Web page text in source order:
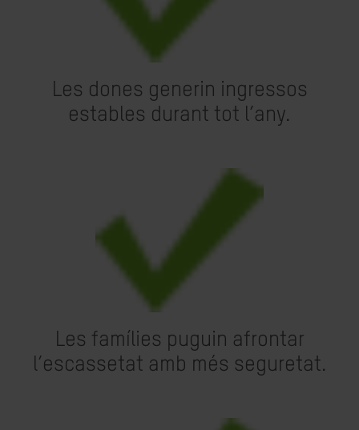
Les dones generin ingressos
estables durant tot l’any.
Les famílies puguin afrontar
l’escassetat amb més seguretat.